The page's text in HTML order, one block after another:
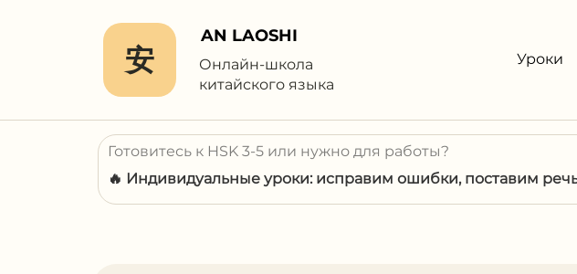
安
AN LAOSHI
Онлайн-школа
китайского языка
Уроки
Готовитесь к HSK 3-5 или нужно для работы?
🔥 Индивидуальные уроки: исправим ошибки, поставим